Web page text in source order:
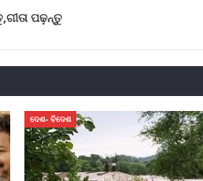
ପଢ଼ନ୍ତୁ
ଦେଶ- ବିଦେଶ